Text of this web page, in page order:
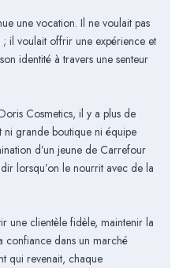
une vocation. Il ne voulait pas
il voulait offrir une expérience et
identité à travers une senteur
Cosmetics, il y a plus de
ni grande boutique ni équipe
d’un jeune de Carrefour
lorsqu’on le nourrit avec de la
une clientèle fidèle, maintenir la
confiance dans un marché
qui revenait, chaque